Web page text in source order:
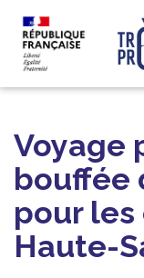
Voyage
bouffée
pour
Haute-